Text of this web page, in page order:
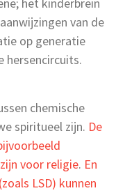
het kinderbrein
van de
op generatie
hersencircuits.
chemische
spiritueel zijn. De
voor religie. En
LSD) kunnen